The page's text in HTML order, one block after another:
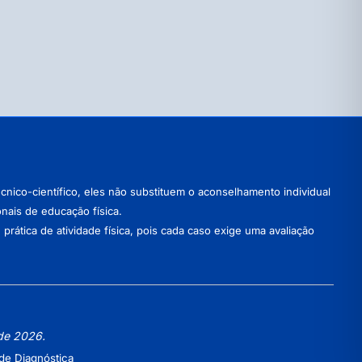
científico, eles não substituem o aconselhamento individual
de educação física.
de atividade física, pois cada caso exige uma avaliação
2026.
Diagnóstica